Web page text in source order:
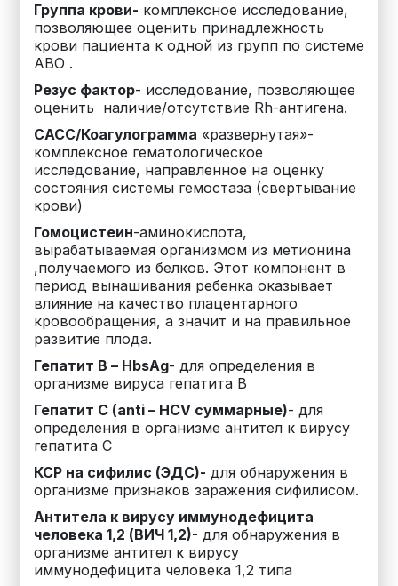
Группа крови- комплексное исследование,
позволяющее оценить принадлежность
крови пациента к одной из групп по системе
ABO .
Резус фактор- исследование, позволяющее
оценить наличие/отсутствие Rh-антигена.
САСС/Коагулограмма «развернутая»-
комплексное гематологическое
исследование, направленное на оценку
состояния системы гемостаза (свертывание
крови)
Гомоцистеин-аминокислота,
вырабатываемая организмом из метионина
,получаемого из белков. Этот компонент в
период вынашивания ребенка оказывает
влияние на качество плацентарного
кровообращения, а значит и на правильное
развитие плода.
Гепатит В – HbsAg- для определения в
организме вируса гепатита В
Гепатит С (anti – HCV суммарные)- для
определения в организме антител к вирусу
гепатита С
КСР на сифилис (ЭДС)- для обнаружения в
организме признаков заражения сифилисом.
Антитела к вирусу иммунодефицита
человека 1,2 (ВИЧ 1,2)- для обнаружения в
организме антител к вирусу
иммунодефицита человека 1,2 типа